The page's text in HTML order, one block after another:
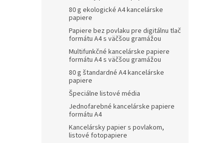
80 g ekologické A4 kancelárske
papiere
Papiere bez povlaku pre digitálnu tlač
formátu A4 s väčšou gramážou
Multifunkčné kancelárske papiere
formátu A4 s väčšou gramážou
80 g štandardné A4 kancelárske
papiere
Špeciálne listové média
Jednofarebné kancelárske papiere
formátu A4
Kancelársky papier s povlakom,
listové fotopapiere